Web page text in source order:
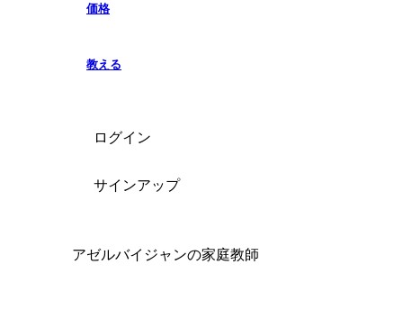
価格
教える
ログイン
サインアップ
アゼルバイジャンの家庭教師